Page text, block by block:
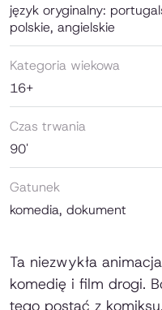
język oryginalny:
polskie, angielskie
Kategoria wiekowa
16+
Czas trwania
90'
Gatunek
komedia, dokument
Ta niezwykła
komedię i film drogi.